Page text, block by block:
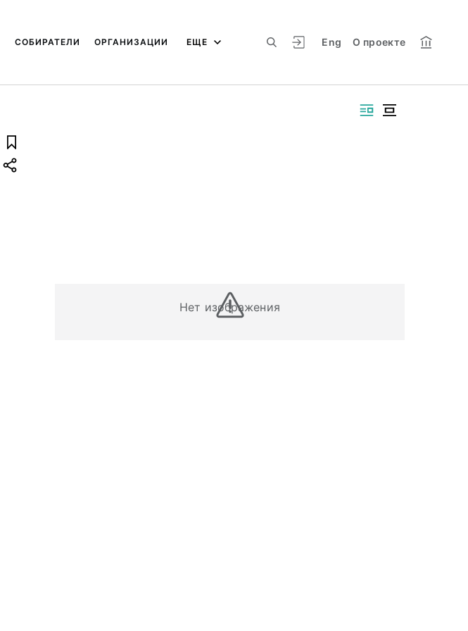
Eng О проекте
СОБИРАТЕЛИ ОРГАНИЗАЦИИ ЕЩЕ
Нет изображения